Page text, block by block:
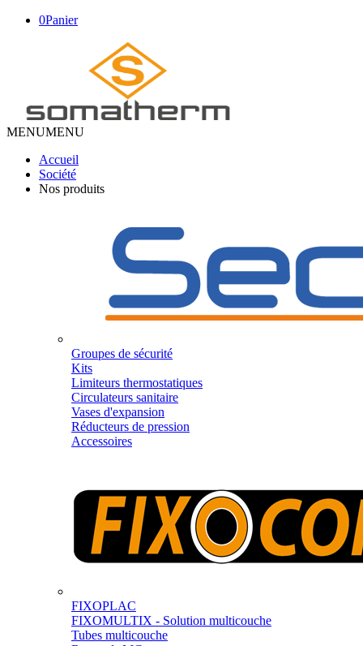
0Panier
MENUMENU
Accueil
Société
Nos produits
Groupes de sécurité
Kits
Limiteurs thermostatiques
Circulateurs sanitaire
Vases d'expansion
Réducteurs de pression
Accessoires
FIXOPLAC
FIXOMULTIX - Solution multicouche
Tubes multicouche